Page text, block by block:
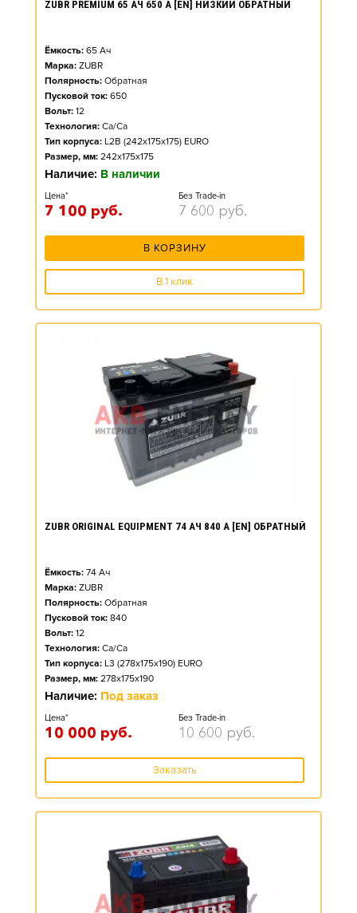
ZUBR PREMIUM 65 АЧ 650 А [EN] НИЗКИЙ ОБРАТНЫЙ
Ёмкость: 65 Ач
Марка: ZUBR
Полярность: Обратная
Пусковой ток: 650
Вольт: 12
Технология: Ca/Ca
Тип корпуса: L2B (242x175x175) EURO
Размер, мм: 242x175x175
Наличие: В наличии
Цена*
7 100 руб.
Без Trade-in
7 600 руб.
В КОРЗИНУ
В 1 клик
ZUBR ORIGINAL EQUIPMENT 74 АЧ 840 А [EN] ОБРАТНЫЙ
Ёмкость: 74 Ач
Марка: ZUBR
Полярность: Обратная
Пусковой ток: 840
Вольт: 12
Технология: Ca/Ca
Тип корпуса: L3 (278x175x190) EURO
Размер, мм: 278x175x190
Наличие: Под заказ
Цена*
10 000 руб.
Без Trade-in
10 600 руб.
Заказать